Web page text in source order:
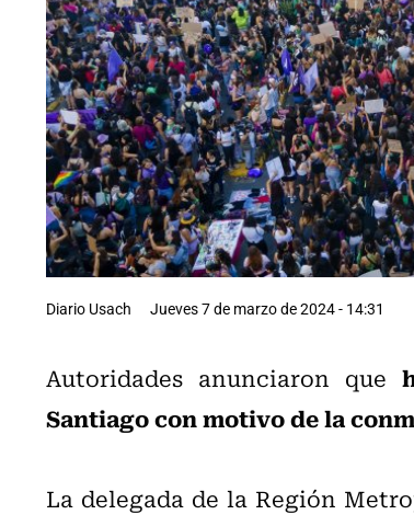
Diario Usach Jueves 7 de marzo de 2024 - 14:31
Autoridades anunciaron que
Santiago con motivo de la
La delegada de la Región